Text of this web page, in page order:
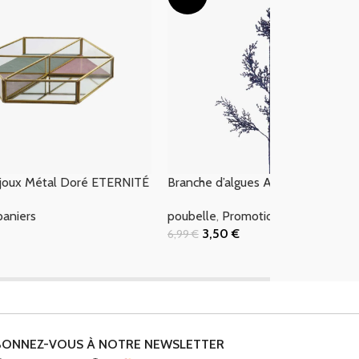
Métal Doré ETERNITÉ Branche d’algues AZ 65 cm
poubelle, Promotions
6,99€ 3,50€
VOUS À NOTRE NEWSLETTER